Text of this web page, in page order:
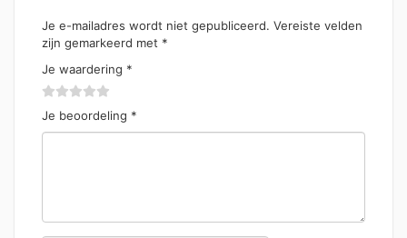
Je e-mailadres wordt niet gepubliceerd. Vereiste velden
zijn gemarkeerd met *
Je waardering *
Je beoordeling *